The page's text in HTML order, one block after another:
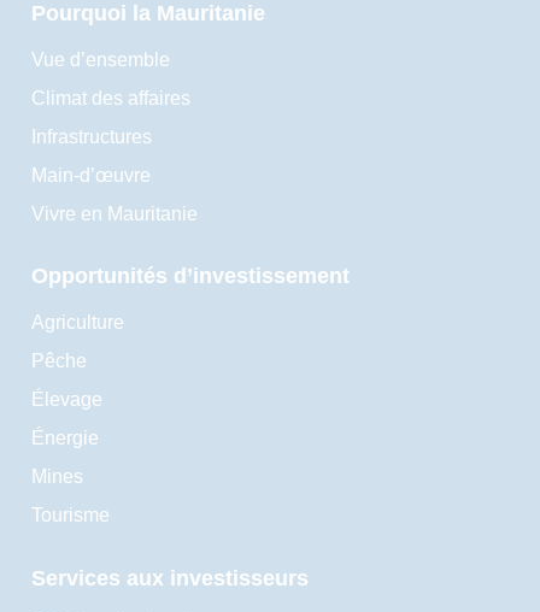
Pourquoi la Mauritanie
Vue d’ensemble
Climat des affaires
Infrastructures
Main-d’œuvre
Vivre en Mauritanie
Opportunités d’investissement
Agriculture
Pêche
Élevage
Énergie
Mines
Tourisme
Services aux investisseurs